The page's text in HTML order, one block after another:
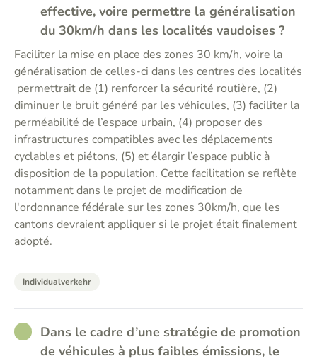
effective, voire permettre la généralisation
du 30km/h dans les localités vaudoises ?
Faciliter la mise en place des zones 30 km/h, voire la
généralisation de celles-ci dans les centres des localités
permettrait de (1) renforcer la sécurité routière, (2)
diminuer le bruit généré par les véhicules, (3) faciliter la
perméabilité de l’espace urbain, (4) proposer des
infrastructures compatibles avec les déplacements
cyclables et piétons, (5) et élargir l’espace public à
disposition de la population. Cette facilitation se reflète
notamment dans le projet de modification de
l'ordonnance fédérale sur les zones 30km/h, que les
cantons devraient appliquer si le projet était finalement
adopté.
Individualverkehr
RATHER_GOOD
Dans le cadre d’une stratégie de promotion
de véhicules à plus faibles émissions, le